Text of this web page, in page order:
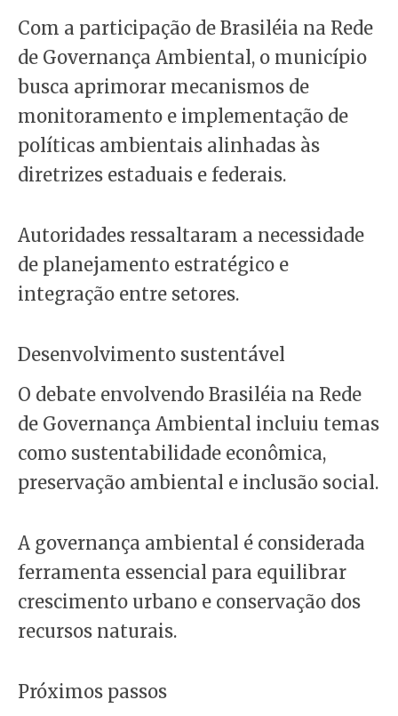
Com a participação de Brasiléia na Rede
de Governança Ambiental, o município
busca aprimorar mecanismos de
monitoramento e implementação de
políticas ambientais alinhadas às
diretrizes estaduais e federais.
Autoridades ressaltaram a necessidade
de planejamento estratégico e
integração entre setores.
Desenvolvimento sustentável
O debate envolvendo Brasiléia na Rede
de Governança Ambiental incluiu temas
como sustentabilidade econômica,
preservação ambiental e inclusão social.
A governança ambiental é considerada
ferramenta essencial para equilibrar
crescimento urbano e conservação dos
recursos naturais.
Próximos passos